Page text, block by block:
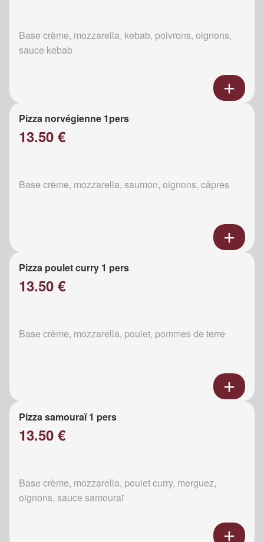
Base crème, mozzarella, kebab, poivrons, oignons,
sauce kebab
Pizza norvégienne 1pers
13.50 €
Base crème, mozzarella, saumon, oignons, câpres
Pizza poulet curry 1 pers
13.50 €
Base crème, mozzarella, poulet, pommes de terre
Pizza samouraï 1 pers
13.50 €
Base crème, mozzarella, poulet curry, merguez,
oignons, sauce samouraï